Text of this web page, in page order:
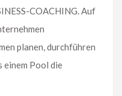
COACHING. Auf
planen, durchführen
einem Pool die